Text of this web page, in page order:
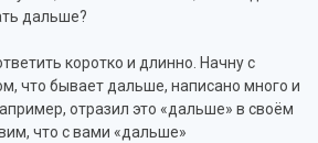
дальше?
коротко и длинно. Начну с
что бывает дальше, написано много и
отразил это «дальше» в своём
что с вами «дальше»